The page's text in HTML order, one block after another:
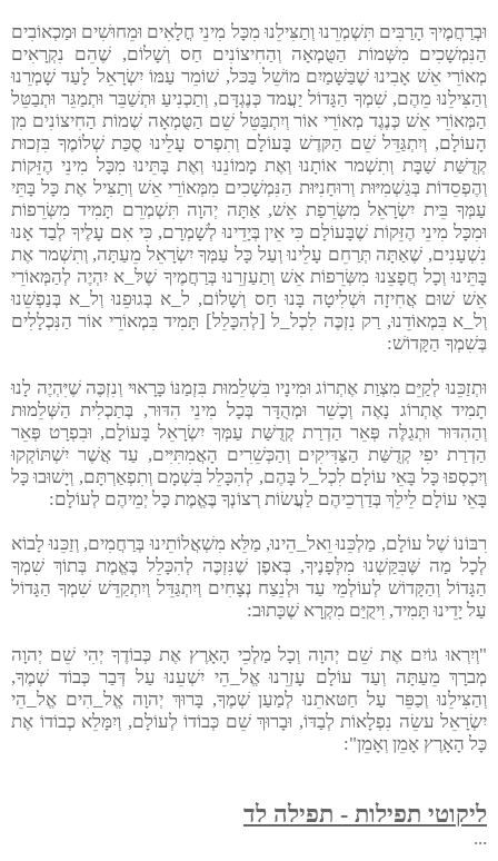
וּבְרַחֲמֶיךָ הָרַבִּים תִּשְׁמְרֵנוּ וְתַצִּילֵנוּ מִכָּל מִינֵי חֳלָאִים וּמֵחוּשִׁים וּמַכְאוֹבִים
הַנִּמְשָׁכִים מִשְּׁמוֹת הַטֻּמְאָה וְהַחִיצוֹנִים חַס וְשָׁלוֹם, שֶׁהֵם נִקְרָאִים
מְאוֹרֵי אֵשׁ אָבִינוּ שֶׁבַּשָּׁמַיִם מוֹשֵׁל בַּכּל, שׁוֹמֵר עַמּוֹ יִשְׂרָאֵל לָעַד שָׁמְרֵנוּ
וְהַצִּילֵנוּ מֵהֶם, שִׁמְךָ הַגָּדוֹל יַעֲמד כְּנֶגְדָּם, וְתַכְנִיעַ וּתְשַׁבֵּר וּתְמַגֵּר וּתְבַטֵּל
הַמְּאוֹרֵי אֵשׁ כְּנֶגֶד מְאוֹרֵי אוֹר וְיִתְבַּטֵּל שֵׁם הַטֻּמְאָה שְׁמוֹת הַחִיצוֹנִים מִן
הָעוֹלָם, וְיִתְגַּדֵּל שֵׁם הַקּדֶשׁ בָּעוֹלָם וְתִפְרס עָלֵינוּ סֻכַּת שְׁלוֹמֶךָ בִּזְכוּת
קְדֻשַּׁת שַׁבָּת וְתִשְׁמר אוֹתָנוּ וְאֶת מָמוֹנֵנוּ וְאֶת בָּתֵּינוּ מִכָּל מִינֵי הֶזֵּקוֹת
וְהֶפְסֵדוֹת בְּגַשְׁמִיּוּת וְרוּחָנִיּוּת הַנִּמְשָׁכִים מִמְּאוֹרֵי אֵשׁ וְתַצִּיל אֶת כָּל בָּתֵּי
עַמְּךָ בֵּית יִשְׂרָאֵל מִשְּׂרֵפַת אֵשׁ, אַתָּה יְהוָה תִּשְׁמְרֵם תָּמִיד מִשְּׂרֵפוֹת
וּמִכָּל מִינֵי הֶזֵּקוֹת שֶׁבָּעוֹלָם כִּי אֵין בְּיָדֵינוּ לְשָׁמְרָם, כִּי אִם עָלֶיךָ לְבַד אָנוּ
נִשְׁעָנִים, שֶׁאַתָּה תְּרַחֵם עָלֵינוּ וְעַל כָּל עַמְּךָ יִשְׂרָאֵל מֵעַתָּה, וְתִשְׁמר אֶת
בָּתֵּינוּ וְכָל חֲפָצֵנוּ מִשְּׂרֵפוֹת אֵשׁ וְתַעַזְרֵנוּ בְּרַחֲמֶיךָ שֶׁלּ_א יִהְיֶה לְהַמְּאוֹרֵי
אֵשׁ שׁוּם אֲחִיזָה וּשְׁלִיטָה בָּנוּ חַס וְשָׁלוֹם, ל_א בְּגוּפֵנוּ וְל_א בְּנַפְשֵׁנוּ
וְל_א בִּמְאוֹדֵנוּ, רַק נִזְכֶּה לִכְל_ל [לְהִכָּלֵל] תָּמִיד בִּמְאוֹרֵי אוֹר הַנִּכְלָלִים
בְּשִׁמְךָ הַקָּדוֹשׁ:
וּתְזַכֵּנוּ לְקַיֵּם מִצְוַת אֶתְרוֹג וּמִינָיו בִּשְׁלֵמוּת בִּזְמַנּוֹ כָּרָאוּי וְנִזְכֶּה שֶׁיִּהְיֶה לָנוּ
תָמִיד אֶתְרוֹג נָאֶה וְכָשֵׁר וּמְהֻדָּר בְּכָל מִינֵי הִדּוּר, בְּתַכְלִית הַשְּׁלֵמוּת
וְהַהִדּוּר וּתְגַלֶּה פְּאֵר הַדְרַת קְדֻשַּׁת עַמְּךָ יִשְׂרָאֵל בָּעוֹלָם, וּבִפְרָט פְּאֵר
הַדְרַת יפִי קְדֻשַּׁת הַצַּדִּיקִים וְהַכְּשֵׁרִים הָאֲמִתִּיִּים, עַד אֲשֶׁר יִשְׁתּוֹקְקוּ
וְיִכְסְפוּ כָּל בָּאֵי עוֹלָם לִכְל_ל בָּהֶם, לְהִכָּלֵל בִּשְׁמָם וְתִפְאַרְתָּם, וְיָשׁוּבוּ כָּל
בָּאֵי עוֹלָם לֵילֵךְ בְּדַרְכֵיהֶם לַעֲשׂוֹת רְצוֹנְךָ בֶּאֱמֶת כָּל יְמֵיהֶם לְעוֹלָם:
רִבּוֹנוֹ שֶׁל עוֹלָם, מַלְכֵּנוּ וֵאל_הֵינוּ, מַלֵּא מִשְׁאֲלוֹתֵינוּ בְּרַחֲמִים, וְזַכֵּנוּ לָבוֹא
לְכָל מַה שֶּׁבִּקַּשְׁנוּ מִלְּפָנֶיךָ, בְּאפֶן שֶׁנִּזְכֶּה לְהִכָּלֵל בֶּאֱמֶת בְּתוֹךְ שִׁמְךָ
הַגָּדוֹל וְהַקָּדוֹשׁ לְעוֹלְמֵי עַד וּלְנֵצַח נְצָחִים וְיִתְגַּדֵּל וְיִתְקַדֵּשׁ שִׁמְךָ הַגָּדוֹל
עַל יָדֵינוּ תָּמִיד, וִיקֻיַּם מִקְרָא שֶׁכָּתוּב:
"וְיִרְאוּ גוֹיִם אֶת שֵׁם יְהוָה וְכָל מַלְכֵי הָאָרֶץ אֶת כְּבוֹדֶךָ יְהִי שֵׁם יְהוָה
מְברָךְ מֵעַתָּה וְעַד עוֹלָם עָזְרֵנוּ אֱל_הֵי יִשְׁעֵנוּ עַל דְּבַר כְּבוֹד שְׁמֶךָ,
וְהַצִּילֵנוּ וְכַפֵּר עַל חַטּאתֵנוּ לְמַעַן שְׁמֶךָ, בָּרוּךְ יְהוָה אֱל_הִים אֱל_הֵי
יִשְׂרָאֵל עשֵׂה נִפְלָאוֹת לְבַדּוֹ, וּבָרוּךְ שֵׁם כְּבוֹדוֹ לְעוֹלָם, וְיִמָּלֵא כְבוֹדוֹ אֶת
כָּל הָאָרֶץ אָמֵן וְאָמֵן":
ליקוטי תפילות - תפילה לד
...